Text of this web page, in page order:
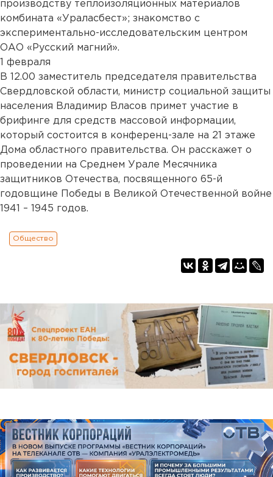
производству теплоизоляционных материалов
комбината «Ураласбест»; знакомство с
экспериментально-исследовательским центром
ОАО «Русский магний».
1 февраля
В 12.00 заместитель председателя правительства
Свердловской области, министр социальной защиты
населения Владимир Власов примет участие в
брифинге для средств массовой информации,
который состоится в конференц-зале на 21 этаже
Дома областного правительства. Он расскажет о
проведении на Среднем Урале Месячника
защитников Отечества, посвященного 65-й
годовщине Победы в Великой Отечественной войне
1941 – 1945 годов.
Общество